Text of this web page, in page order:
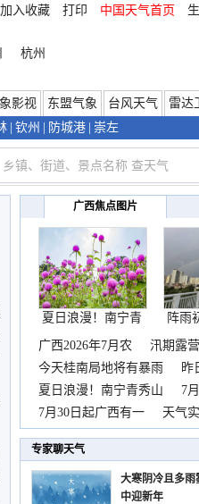
加入收藏 打印 中国天气首页
杭州
影视 东盟气象 台风天气 雷达
钦州 防城港 崇左
广西焦点图片
夏日浪漫！南宁青
秀山
阵雨
广西2026年7月农
汛期露
份
今天桂南局地将有暴雨
昨
现暴
夏日浪漫！南宁青秀山
7
持
7月30日起广西有一
天气
天
专家聊天气
大寒阴冷且多雨
中迎新年